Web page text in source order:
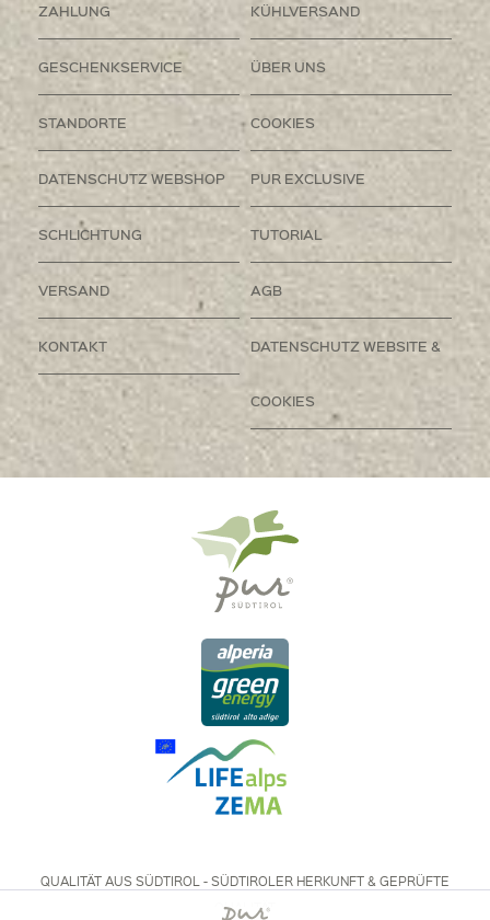
ZAHLUNG KÜHLVERSAND
GESCHENKSERVICE ÜBER UNS
STANDORTE COOKIES
DATENSCHUTZ WEBSHOP PUR EXCLUSIVE
SCHLICHTUNG TUTORIAL
VERSAND AGB
KONTAKT DATENSCHUTZ WEBSITE &
COOKIES
QUALITÄT AUS SÜDTIROL - SÜDTIROLER HERKUNFT & GEPRÜFTE
QUALITÄT